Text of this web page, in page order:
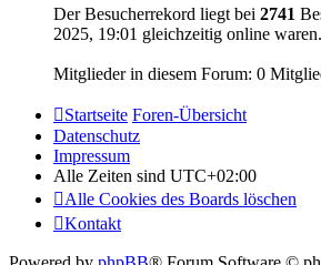
Der Besucherrekord liegt bei 2741
2025, 19:01 gleichzeitig online waren.
Mitglieder in diesem Forum: 0
Startseite Foren-Übersicht
Datenschutz
Impressum
Alle Zeiten sind UTC+02:00
Alle Cookies des Boards löschen
Kontakt